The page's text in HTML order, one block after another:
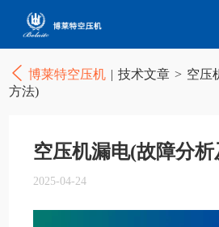
博莱特空压机 | 技术文章 > 空压
方法)
空压机漏电(故障分
2025-04-24